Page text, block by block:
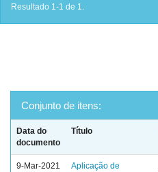
Resultado 1-1 de 1.
Conjunto de itens:
Data do
documento
Título
9-Mar-2021
Aplicação de